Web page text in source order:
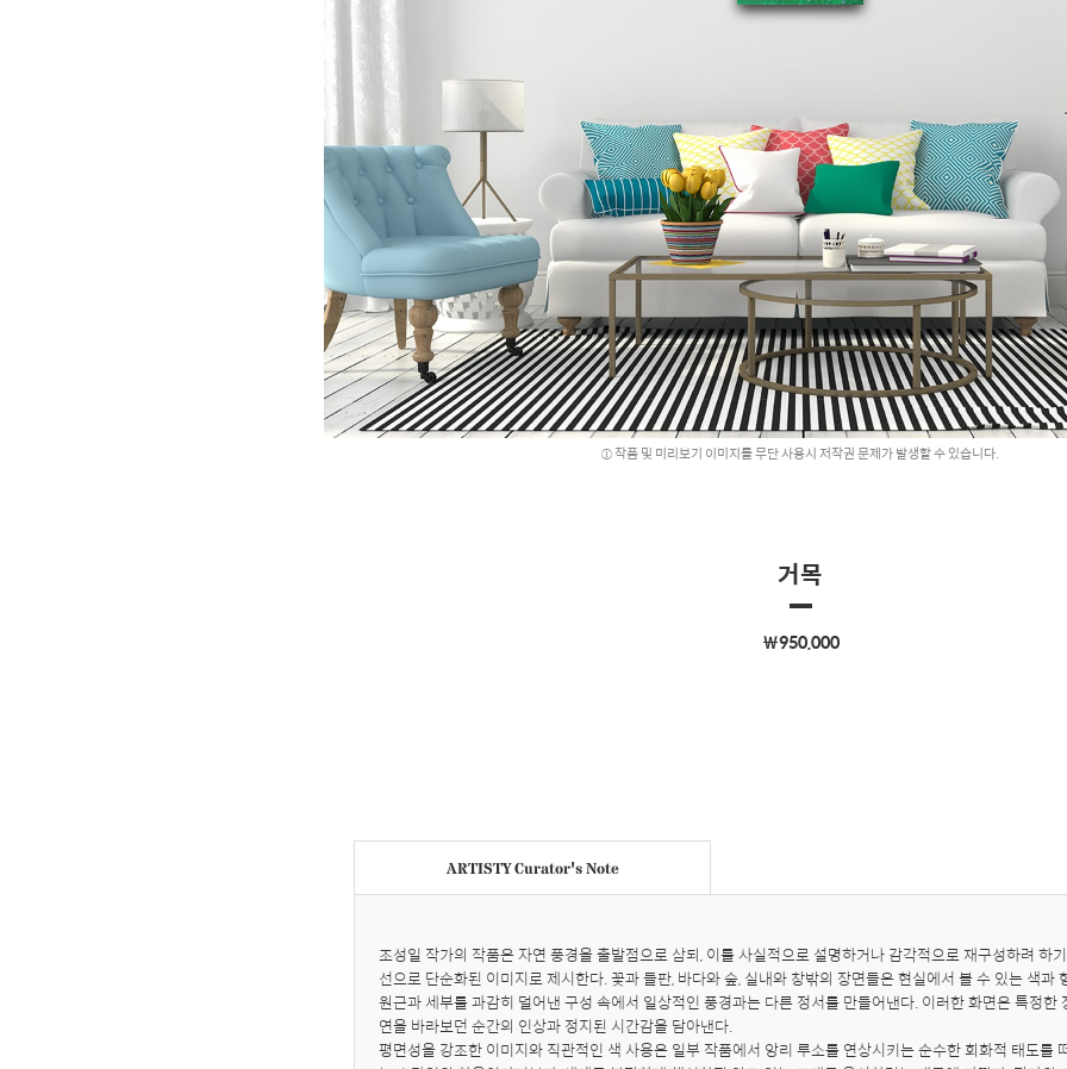
작품 및 미리보기 이미지를 무단 사용시 저작권 문제가 발생할 수 있습니다.
거목
￦950,000
ARTISTY Curator's Note
조성일 작가의 작품은 자연 풍경을 출발점으로 삼되, 이를 사실적으로 설명하거나 감각적으로 재구성하려 하
선으로 단순화된 이미지로 제시한다. 꽃과 들판, 바다와 숲, 실내와 창밖의 장면들은 현실에서 볼 수 있는 색과
원근과 세부를 과감히 덜어낸 구성 속에서 일상적인 풍경과는 다른 정서를 만들어낸다. 이러한 화면은 특정한
연을 바라보던 순간의 인상과 정지된 시간감을 담아낸다.
평면성을 강조한 이미지와 직관적인 색 사용은 일부 작품에서 앙리 루소를 연상시키는 순수한 회화적 태도를